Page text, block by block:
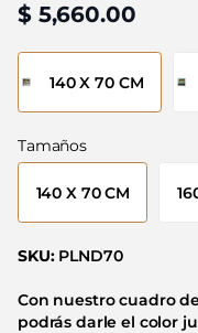
$ 5,660.00
140 X 70 CM
Tamaños
140 X 70 CM
SKU:PLND70
Con nuestro cuadro
podrás darle el color